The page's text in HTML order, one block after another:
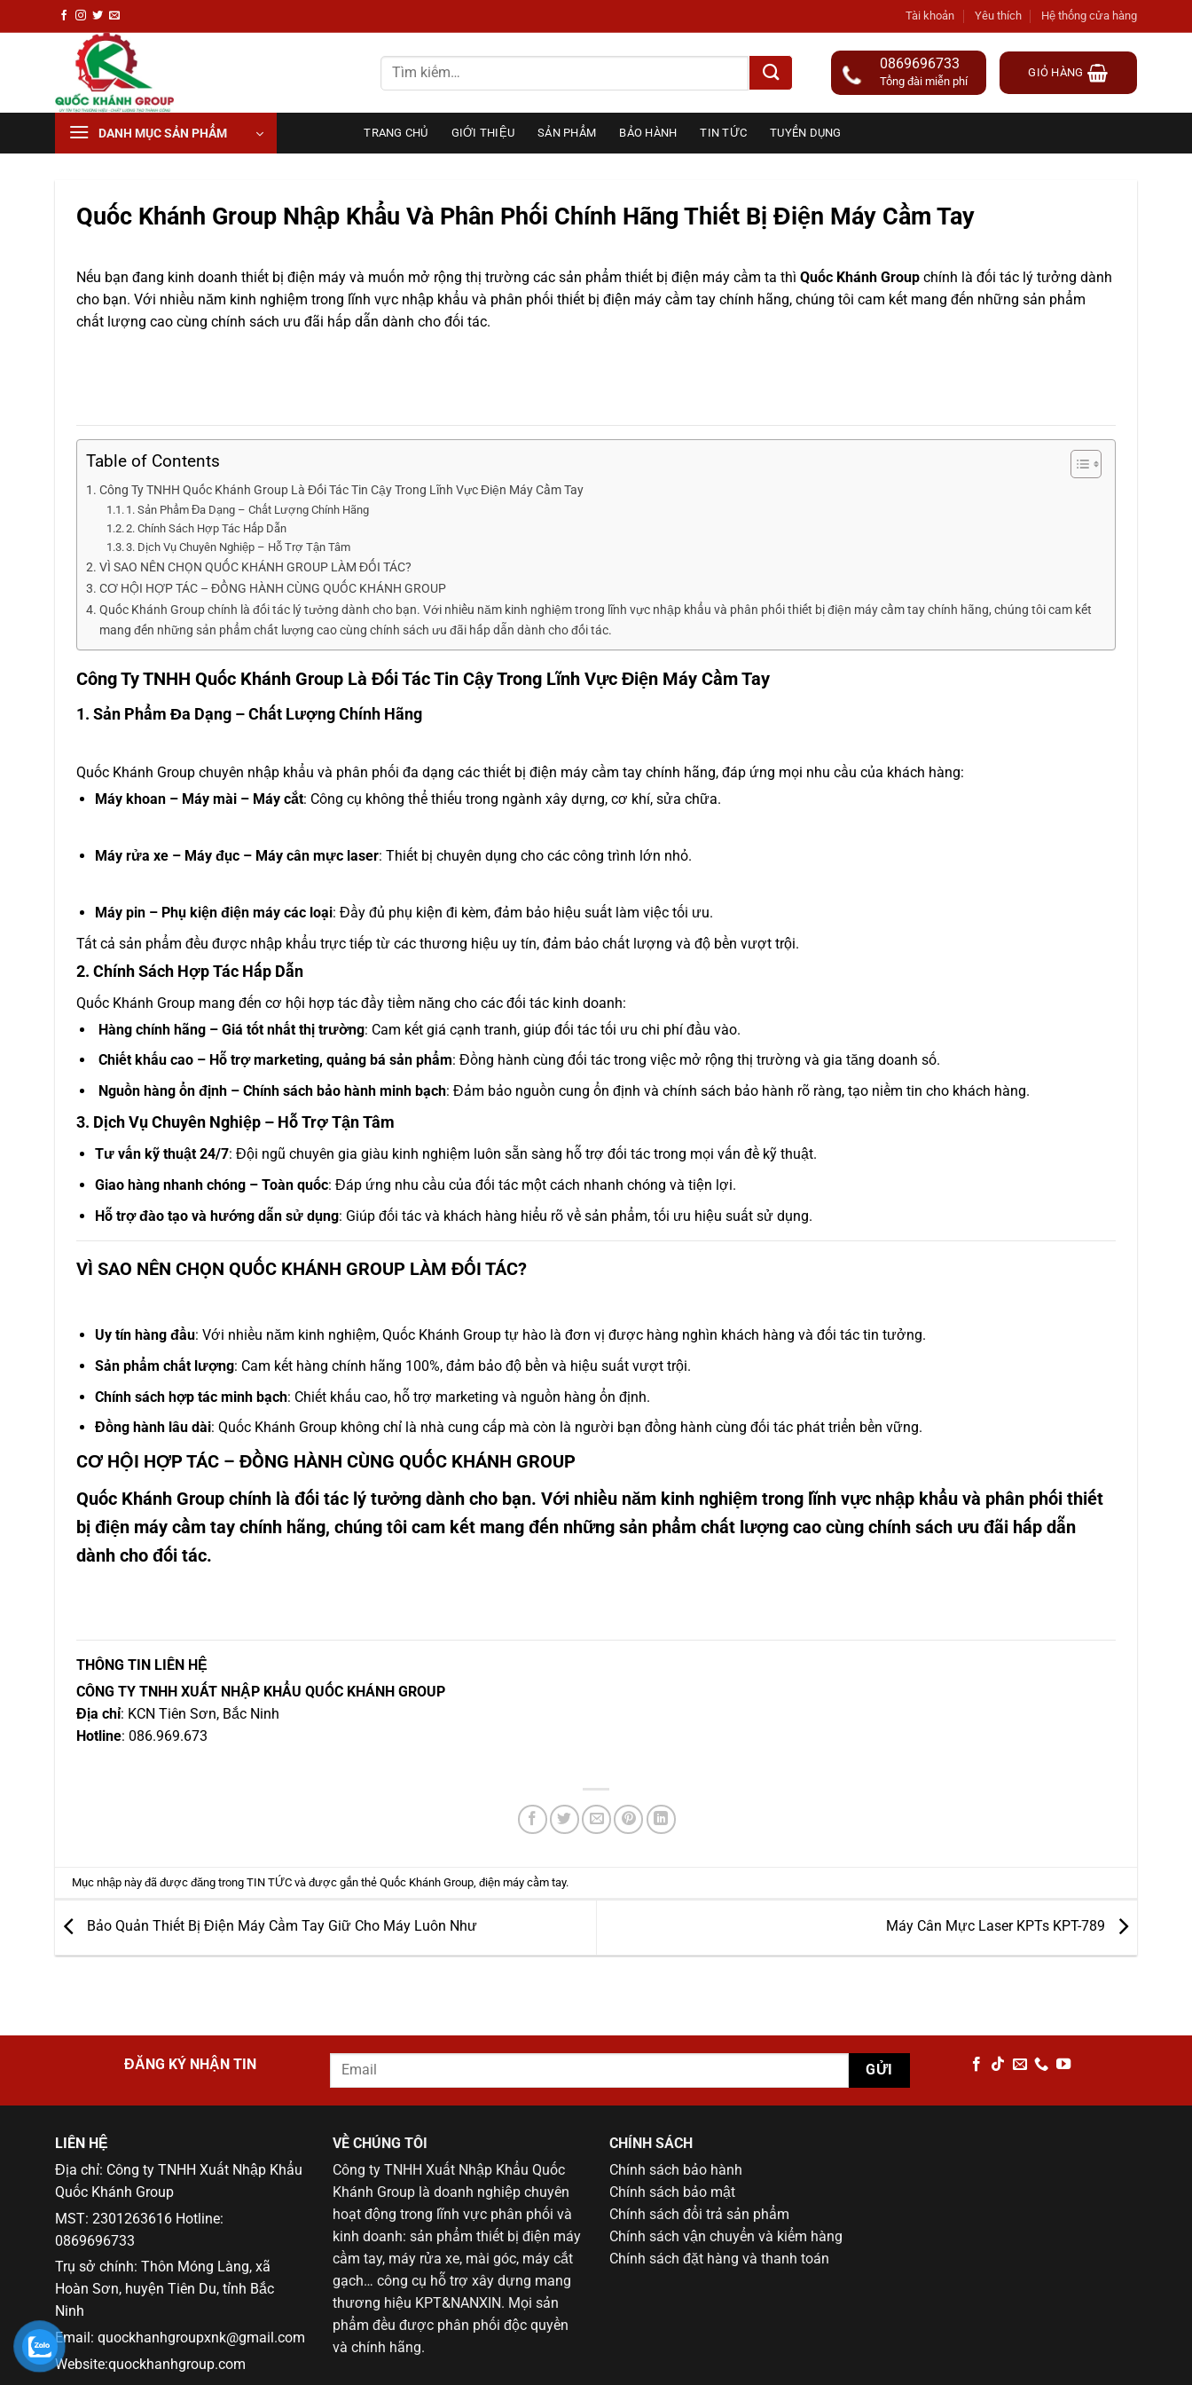
đến
Tài khoản Yêu thích Hệ thống cửa hàng
Tìm
kiếm:
0869696733
Tổng đài miễn phí
GIỎ HÀNG
DANH MỤC SẢN PHẨM TRANG CHỦ GIỚI THIỆU SẢN PHẨM BẢO HÀNH TIN TỨC TUYỂN DỤNG
Quốc Khánh Group Nhập Khẩu Và Phân Phối Chính Hãng Thiết Bị Điện Máy Cầm Tay
Nếu bạn đang kinh doanh thiết bị điện máy và muốn mở rộng thị trường các sản phẩm thiết bị điện máy cầm ta thì Quốc Khánh Group chính là đối tác lý tưởng dành
cho bạn. Với nhiều năm kinh nghiệm trong lĩnh vực nhập khẩu và phân phối thiết bị điện máy cầm tay chính hãng, chúng tôi cam kết mang đến những sản phẩm
chất lượng cao cùng chính sách ưu đãi hấp dẫn dành cho đối tác.
Table of Contents
Công Ty TNHH Quốc Khánh Group Là Đối Tác Tin Cậy Trong Lĩnh Vực Điện Máy Cầm Tay
1. Sản Phẩm Đa Dạng – Chất Lượng Chính Hãng
2. Chính Sách Hợp Tác Hấp Dẫn
3. Dịch Vụ Chuyên Nghiệp – Hỗ Trợ Tận Tâm
VÌ SAO NÊN CHỌN QUỐC KHÁNH GROUP LÀM ĐỐI TÁC?
CƠ HỘI HỢP TÁC – ĐỒNG HÀNH CÙNG QUỐC KHÁNH GROUP
Quốc Khánh Group chính là đối tác lý tưởng dành cho bạn. Với nhiều năm kinh nghiệm trong lĩnh vực nhập khẩu và phân phối thiết bị điện máy cầm tay chính hãng, chúng tôi cam kết
mang đến những sản phẩm chất lượng cao cùng chính sách ưu đãi hấp dẫn dành cho đối tác.
Công Ty TNHH Quốc Khánh Group Là Đối Tác Tin Cậy Trong Lĩnh Vực Điện Máy Cầm Tay
1. Sản Phẩm Đa Dạng – Chất Lượng Chính Hãng
Quốc Khánh Group chuyên nhập khẩu và phân phối đa dạng các thiết bị điện máy cầm tay chính hãng, đáp ứng mọi nhu cầu của khách hàng:
Máy khoan – Máy mài – Máy cắt: Công cụ không thể thiếu trong ngành xây dựng, cơ khí, sửa chữa.
Máy rửa xe – Máy đục – Máy cân mực laser: Thiết bị chuyên dụng cho các công trình lớn nhỏ.
Máy pin – Phụ kiện điện máy các loại: Đầy đủ phụ kiện đi kèm, đảm bảo hiệu suất làm việc tối ưu.
Tất cả sản phẩm đều được nhập khẩu trực tiếp từ các thương hiệu uy tín, đảm bảo chất lượng và độ bền vượt trội.
2. Chính Sách Hợp Tác Hấp Dẫn
Quốc Khánh Group mang đến cơ hội hợp tác đầy tiềm năng cho các đối tác kinh doanh:
Hàng chính hãng – Giá tốt nhất thị trường: Cam kết giá cạnh tranh, giúp đối tác tối ưu chi phí đầu vào.
Chiết khấu cao – Hỗ trợ marketing, quảng bá sản phẩm: Đồng hành cùng đối tác trong việc mở rộng thị trường và gia tăng doanh số.
Nguồn hàng ổn định – Chính sách bảo hành minh bạch: Đảm bảo nguồn cung ổn định và chính sách bảo hành rõ ràng, tạo niềm tin cho khách hàng.
3. Dịch Vụ Chuyên Nghiệp – Hỗ Trợ Tận Tâm
Tư vấn kỹ thuật 24/7: Đội ngũ chuyên gia giàu kinh nghiệm luôn sẵn sàng hỗ trợ đối tác trong mọi vấn đề kỹ thuật.
Giao hàng nhanh chóng – Toàn quốc: Đáp ứng nhu cầu của đối tác một cách nhanh chóng và tiện lợi.
Hỗ trợ đào tạo và hướng dẫn sử dụng: Giúp đối tác và khách hàng hiểu rõ về sản phẩm, tối ưu hiệu suất sử dụng.
VÌ SAO NÊN CHỌN QUỐC KHÁNH GROUP LÀM ĐỐI TÁC?
Uy tín hàng đầu: Với nhiều năm kinh nghiệm, Quốc Khánh Group tự hào là đơn vị được hàng nghìn khách hàng và đối tác tin tưởng.
Sản phẩm chất lượng: Cam kết hàng chính hãng 100%, đảm bảo độ bền và hiệu suất vượt trội.
Chính sách hợp tác minh bạch: Chiết khấu cao, hỗ trợ marketing và nguồn hàng ổn định.
Đồng hành lâu dài: Quốc Khánh Group không chỉ là nhà cung cấp mà còn là người bạn đồng hành cùng đối tác phát triển bền vững.
CƠ HỘI HỢP TÁC – ĐỒNG HÀNH CÙNG QUỐC KHÁNH GROUP
Quốc Khánh Group chính là đối tác lý tưởng dành cho bạn. Với nhiều năm kinh nghiệm trong lĩnh vực nhập khẩu và phân phối thiết
bị điện máy cầm tay chính hãng, chúng tôi cam kết mang đến những sản phẩm chất lượng cao cùng chính sách ưu đãi hấp dẫn
dành cho đối tác.
THÔNG TIN LIÊN HỆ
CÔNG TY TNHH XUẤT NHẬP KHẨU QUỐC KHÁNH GROUP
Địa chỉ: KCN Tiên Sơn, Bắc Ninh
Hotline: 086.969.673
Mục nhập này đã được đăng trongTIN TỨC và được gắn thẻQuốc Khánh Group ,điện máy cầm tay.
Bảo Quản Thiết Bị Điện Máy Cầm Tay Giữ Cho Máy Luôn Như Máy Cân Mực Laser KPTs KPT-789
ĐĂNG KÝ NHẬN TIN
LIÊN HỆ
Địa chỉ: Công ty TNHH Xuất Nhập Khẩu
Quốc Khánh Group
MST: 2301263616 Hotline:
0869696733
Trụ sở chính: Thôn Móng Làng, xã
Hoàn Sơn, huyện Tiên Du, tỉnh Bắc
Ninh
Email: quockhanhgroupxnk@gmail.com
Website:quockhanhgroup.com
VỀ CHÚNG TÔI
Công ty TNHH Xuất Nhập Khẩu Quốc
Khánh Group là doanh nghiệp chuyên
hoạt động trong lĩnh vực phân phối và
kinh doanh: sản phẩm thiết bị điện máy
cầm tay, máy rửa xe, mài góc, máy cắt
gạch… công cụ hỗ trợ xây dựng mang
thương hiệu KPT&NANXIN. Mọi sản
phẩm đều được phân phối độc quyền
và chính hãng.
CHÍNH SÁCH
Chính sách bảo hành
Chính sách bảo mật
Chính sách đổi trả sản phẩm
Chính sách vận chuyển và kiểm hàng
Chính sách đặt hàng và thanh toán